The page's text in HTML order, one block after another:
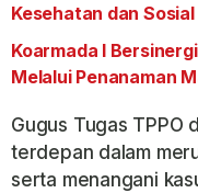
Kesehatan dan
Koarmada I
Melalui Penanaman
Gugus Tugas TPPO
terdepan dalam
serta menangani